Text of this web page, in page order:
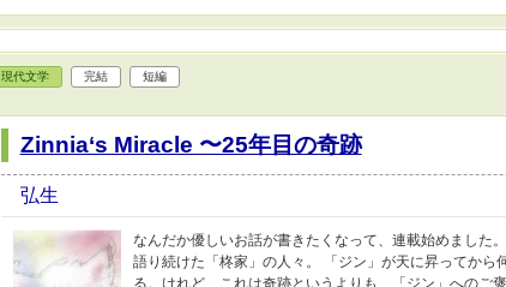
現代文学 完結 短編
Zinnia‘s Miracle 〜25年目の奇跡
弘生
なんだか優しいお話が書きたくなって、連載始めました
語り続けた「柊家」の人々。 「ジン」が天に昇ってから
る。けれど、これは奇跡というよりも、「ジン」へのご